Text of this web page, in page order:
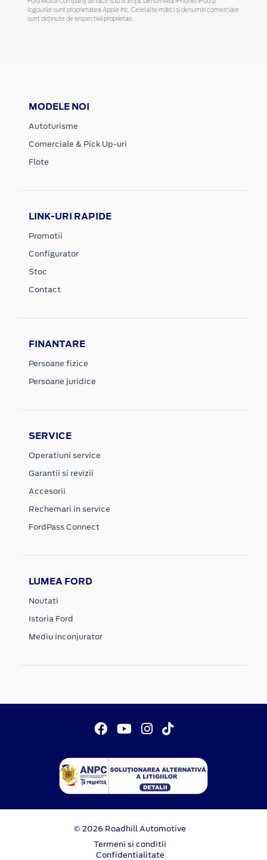
Ford Motor Company se face sub licență. Denumirea iPhone/iPod și
logourile sunt proprietatea Apple Inc. Celelalte mărci și denumiri comerciale
sunt deținute de respectivii proprietari.
MODELE NOI
Autoturisme
Comerciale & Pick Up-uri
Flote
LINK-URI RAPIDE
Promotii
Configurator
Stoc
Contact
FINANTARE
Persoane fizice
Persoane juridice
SERVICE
Operatiuni service
Garantii si revizii
Accesorii
Rechemari in service
FordPass Connect
LUMEA FORD
Noutati
Istoria Ford
Mediu inconjurator
© 2026 Roadhill Automotive
Termeni si conditii
Confidentialitate